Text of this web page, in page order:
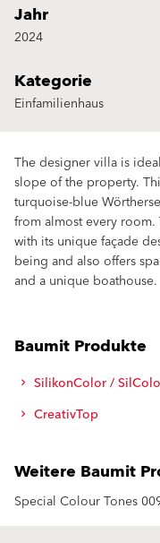
The designer villa is
slope of the property.
turquoise-blue
from almost every
with its unique façade
being and also offers
and a unique boathouse.
Baumit Produkte
SilikonColor /
CreativTop
Weitere Baumit
Special Colour Tones
Jahr
2024
Kategorie
Einfamilienhaus